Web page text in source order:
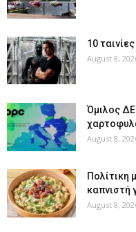
10
August 8,
Όμιλος
August 8,
Πολίτικη
καπνιστή
August 8,